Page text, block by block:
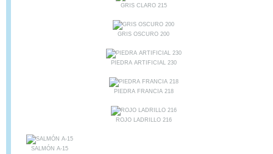
GRIS CLARO 215
GRIS OSCURO 200
PIEDRA ARTIFICIAL 230
PIEDRA FRANCIA 218
ROJO LADRILLO 216
SALMÓN A-15